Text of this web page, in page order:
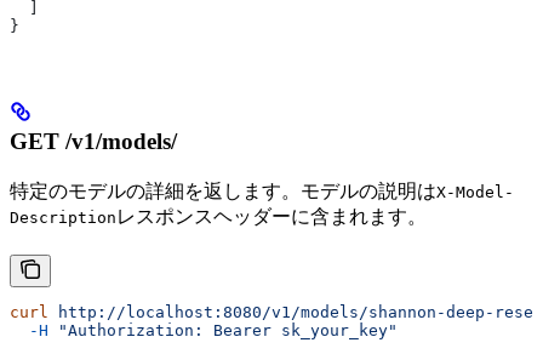
}
GET /v1/models/
特定のモデルの詳細を返します。モデルの説明はX-Model-
Description レスポンスヘッダーに含まれます。
curl
http://localhost:8080/v1/models/shannon-deep-
  -H
"Authorization: Bearer sk_your_key"